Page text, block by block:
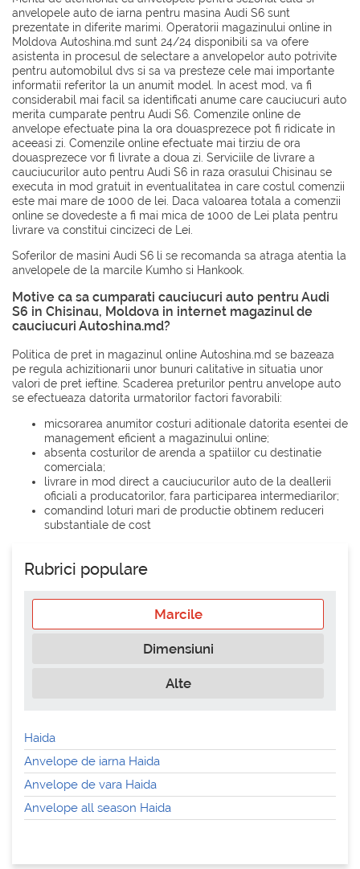
anvelopele auto de iarna pentru masina Audi S6 sunt
prezentate in diferite marimi. Operatorii magazinului online in
Moldova Autoshina.md sunt 24/24 disponibili sa va ofere
asistenta in procesul de selectare a anvelopelor auto potrivite
pentru automobilul dvs si sa va presteze cele mai importante
informatii referitor la un anumit model. In acest mod, va fi
considerabil mai facil sa identificati anume care cauciucuri auto
merita cumparate pentru Audi S6. Comenzile online de
anvelope efectuate pina la ora douasprezece pot fi ridicate in
aceeasi zi. Comenzile online efectuate mai tirziu de ora
douasprezece vor fi livrate a doua zi. Serviciile de livrare a
cauciucurilor auto pentru Audi S6 in raza orasului Chisinau se
executa in mod gratuit in eventualitatea in care costul comenzii
este mai mare de 1000 de lei. Daca valoarea totala a comenzii
online se dovedeste a fi mai mica de 1000 de Lei plata pentru
livrare va constitui cincizeci de Lei.
Soferilor de masini Audi S6 li se recomanda sa atraga atentia la
anvelopele de la marcile Kumho si Hankook
Motive ca sa cumparati cauciucuri auto pentru Audi
S6 in Chisinau, Moldova in internet magazinul de
cauciucuri Autoshina.md?
Politica de pret in magazinul online Autoshina.md se bazeaza
pe regula achizitionarii unor bunuri calitative in situatia unor
valori de pret ieftine. Scaderea preturilor pentru anvelope auto
se efectueaza datorita urmatorilor factori favorabili:
micsorarea anumitor costuri aditionale datorita esentei de
management eficient a magazinului online;
absenta costurilor de arenda a spatiilor cu destinatie
comerciala;
livrare in mod direct a cauciucurilor auto de la deallerii
oficiali a producatorilor, fara participarea intermediarilor;
comandind loturi mari de productie obtinem reduceri
substantiale de cost
Rubrici populare
Marcile
Dimensiuni
Alte
Haida
Anvelope de iarna Haida
Anvelope de vara Haida
Anvelope all season Haida